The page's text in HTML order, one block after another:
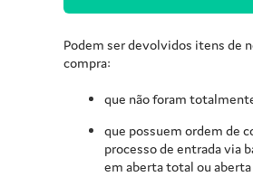
Podem ser devolvidos itens de
compra:
que não foram
que possuem ordem de
processo de entrada via
em aberta total ou